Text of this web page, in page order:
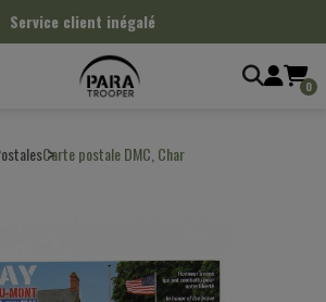
Service client inégalé
0
Carte postale DMC, Char